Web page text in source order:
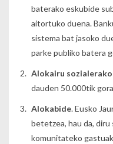
baterako eskubide
aitortuko duena.
sistema bat jasoko
parke publiko batera
Alokairu
dauden 50.000tik
Alokabide. Eusko
betetzea, hau da,
komunitateko